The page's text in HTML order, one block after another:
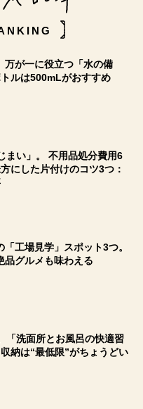
万が一に役立つ「水の備
ルは500mLがおすすめ
まい」。 不用品処分費用6
にした片付けのコツ3つ：
工場見学」スポット3つ。
品グルメも味わえる
「洗面所とお風呂の快適習
納は“最低限”がちょうどい